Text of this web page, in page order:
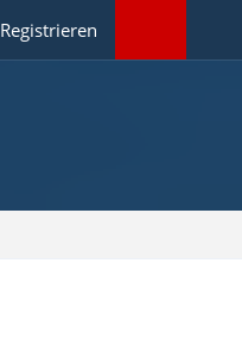
Registrieren